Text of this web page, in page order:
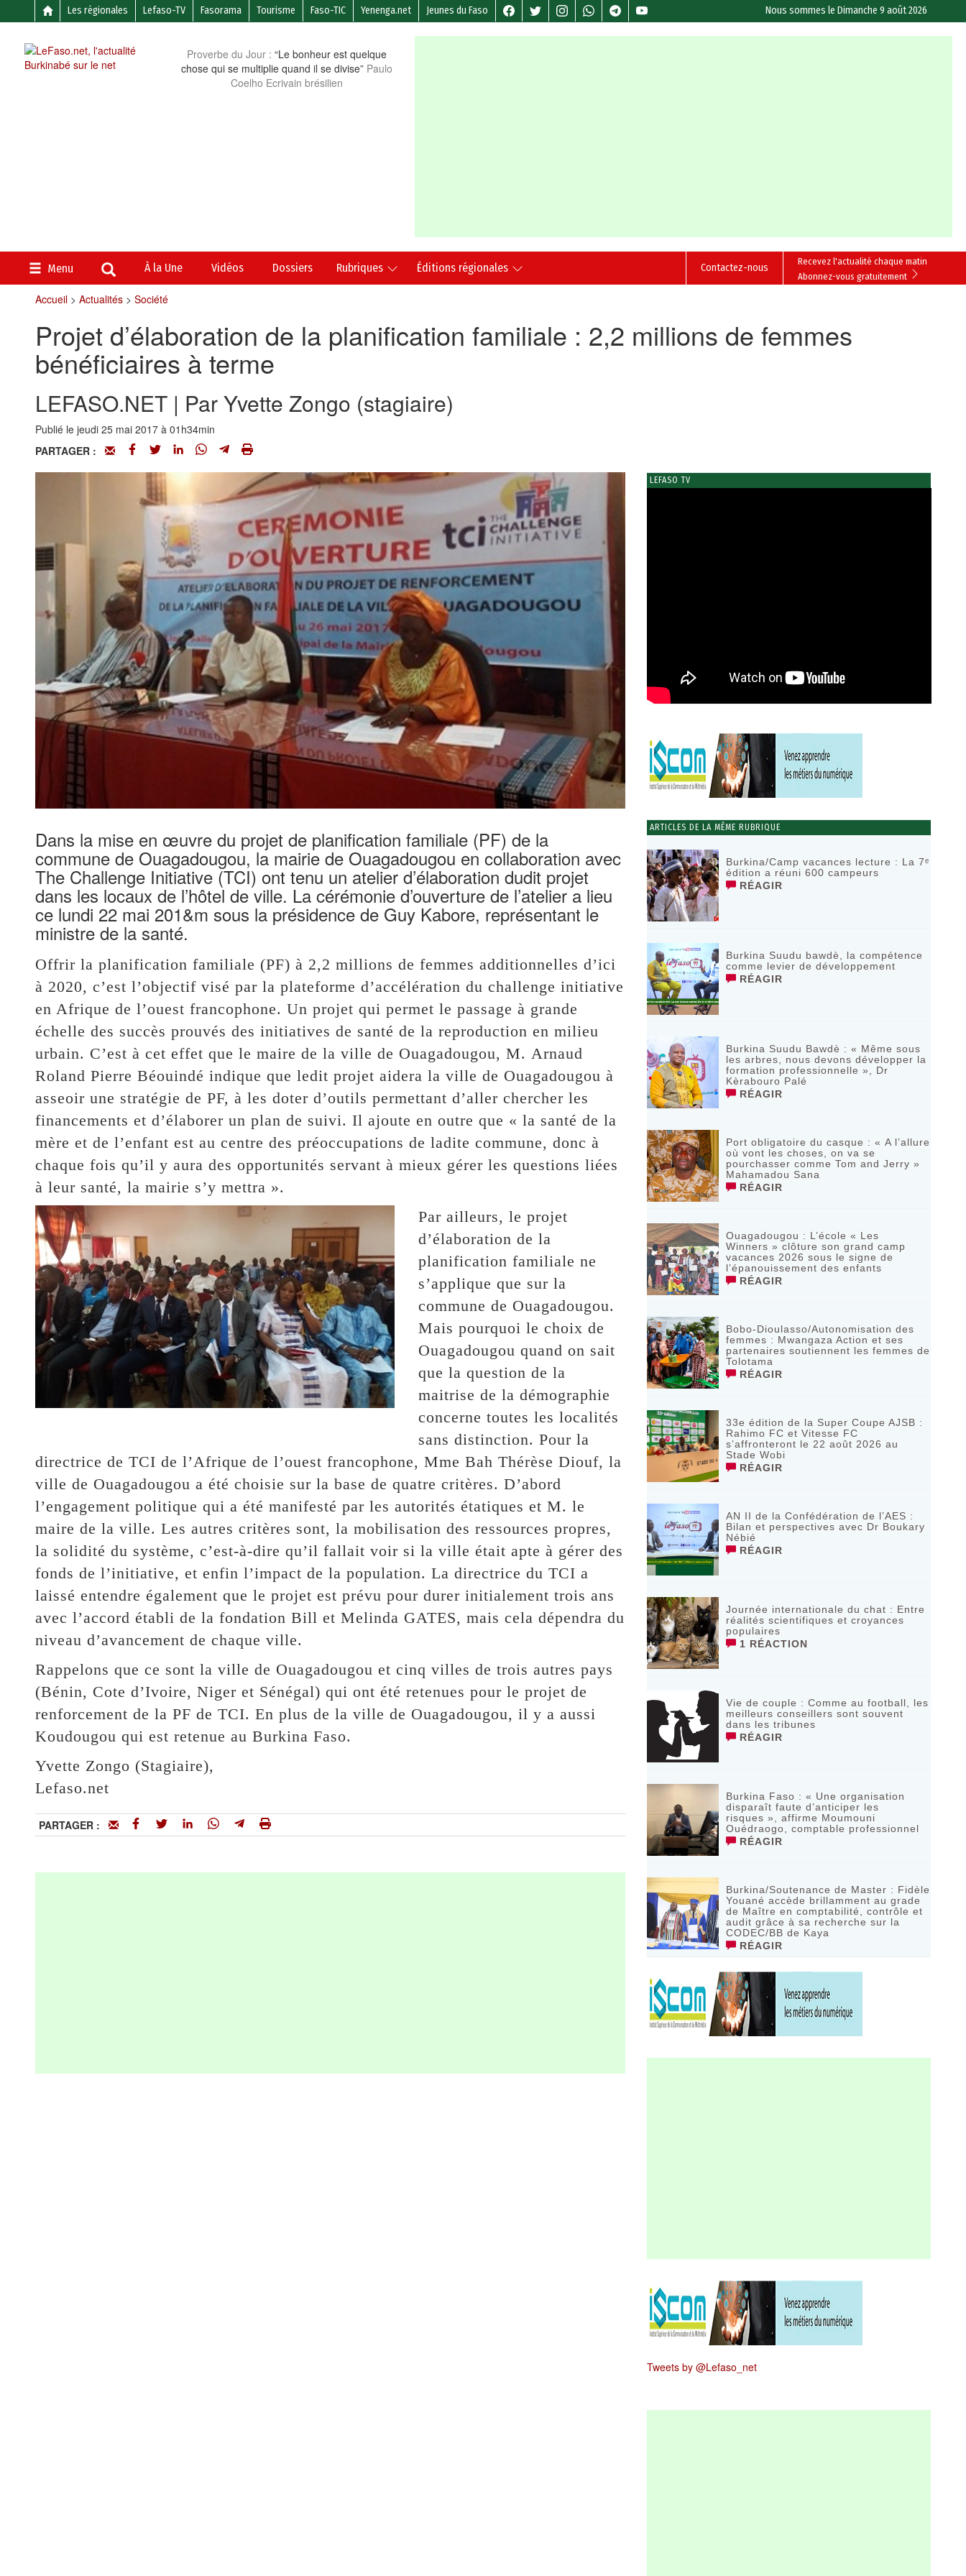
Les régionales Lefaso-TV Fasorama Tourisme Faso-TIC Yenenga.net Jeunes du Faso Nous sommes leDimanche 9 août 2026
Proverbe du Jour : “Le bonheur est quelque
chose qui se multiplie quand il se divise” Paulo
Coelho Ecrivain brésilien
Menu À la Une Vidéos Dossiers Rubriques Éditions régionales
Recevez l'actualité chaque matin
Abonnez-vous gratuitement
Contactez-nous
Accueil> Actualités> Société
Projet d’élaboration de la planification familiale : 2,2 millions de femmes
bénéficiaires à terme
LEFASO.NET | Par Yvette Zongo (stagiaire)
Publié le jeudi 25 mai 2017 à 01h34min
PARTAGER :
Dans la mise en œuvre du projet de planification familiale (PF) de la
commune de Ouagadougou, la mairie de Ouagadougou en collaboration avec
The Challenge Initiative (TCI) ont tenu un atelier d’élaboration dudit projet
dans les locaux de l’hôtel de ville. La cérémonie d’ouverture de l’atelier a lieu
ce lundi 22 mai 201&m sous la présidence de Guy Kabore, représentant le
ministre de la santé.
Offrir la planification familiale (PF) à 2,2 millions de femmes additionnelles d’ici
à 2020, c’est l’objectif visé par la plateforme d’accélération du challenge initiative
en Afrique de l’ouest francophone. Un projet qui permet le passage à grande
échelle des succès prouvés des initiatives de santé de la reproduction en milieu
urbain. C’est à cet effet que le maire de la ville de Ouagadougou, M. Arnaud
Roland Pierre Béouindé indique que ledit projet aidera la ville de Ouagadougou à
asseoir une stratégie de PF, à les doter d’outils permettant d’aller chercher les
financements et d’élaborer un plan de suivi. Il ajoute en outre que « la santé de la
mère et de l’enfant est au centre des préoccupations de ladite commune, donc à
chaque fois qu’il y aura des opportunités servant à mieux gérer les questions liées
à leur santé, la mairie s’y mettra ».
Par ailleurs, le projet
d’élaboration de la
planification familiale ne
s’applique que sur la
commune de Ouagadougou.
Mais pourquoi le choix de
Ouagadougou quand on sait
que la question de la
maitrise de la démographie
concerne toutes les localités
sans distinction. Pour la
directrice de TCI de l’Afrique de l’ouest francophone, Mme Bah Thérèse Diouf, la
ville de Ouagadougou a été choisie sur la base de quatre critères. D’abord
l’engagement politique qui a été manifesté par les autorités étatiques et M. le
maire de la ville. Les autres critères sont, la mobilisation des ressources propres,
la solidité du système, c’est-à-dire qu’il fallait voir si la ville était apte à gérer des
fonds de l’initiative, et enfin l’impact de la population. La directrice du TCI a
laissé entendre également que le projet est prévu pour durer initialement trois ans
avec l’accord établi de la fondation Bill et Melinda GATES, mais cela dépendra du
niveau d’avancement de chaque ville.
Rappelons que ce sont la ville de Ouagadougou et cinq villes de trois autres pays
(Bénin, Cote d’Ivoire, Niger et Sénégal) qui ont été retenues pour le projet de
renforcement de la PF de TCI. En plus de la ville de Ouagadougou, il y a aussi
Koudougou qui est retenue au Burkina Faso.
Yvette Zongo (Stagiaire),
Lefaso.net
PARTAGER :
LEFASO TV
ARTICLES DE LA MÊME RUBRIQUE
Burkina/Camp vacances lecture : La 7ᵉ
édition a réuni 600 campeurs
RÉAGIR
Burkina Suudu bawdè, la compétence
comme levier de développement
RÉAGIR
Burkina Suudu Bawdè : « Même sous
les arbres, nous devons développer la
formation professionnelle », Dr
Kèrabouro Palé
RÉAGIR
Port obligatoire du casque : « A l’allure
où vont les choses, on va se
pourchasser comme Tom and Jerry »
Mahamadou Sana
RÉAGIR
Ouagadougou : L’école « Les
Winners » clôture son grand camp
vacances 2026 sous le signe de
l’épanouissement des enfants
RÉAGIR
Bobo-Dioulasso/Autonomisation des
femmes : Mwangaza Action et ses
partenaires soutiennent les femmes de
Tolotama
RÉAGIR
33e édition de la Super Coupe AJSB :
Rahimo FC et Vitesse FC
s’affronteront le 22 août 2026 au
Stade Wobi
RÉAGIR
AN II de la Confédération de l’AES :
Bilan et perspectives avec Dr Boukary
Nébié
RÉAGIR
Journée internationale du chat : Entre
réalités scientifiques et croyances
populaires
1 RÉACTION
Vie de couple : Comme au football, les
meilleurs conseillers sont souvent
dans les tribunes
RÉAGIR
Burkina Faso : « Une organisation
disparaît faute d’anticiper les
risques », affirme Moumouni
Ouédraogo, comptable professionnel
RÉAGIR
Burkina/Soutenance de Master : Fidèle
Youané accède brillamment au grade
de Maître en comptabilité, contrôle et
audit grâce à sa recherche sur la
CODEC/BB de Kaya
RÉAGIR
Tweets by @Lefaso_net